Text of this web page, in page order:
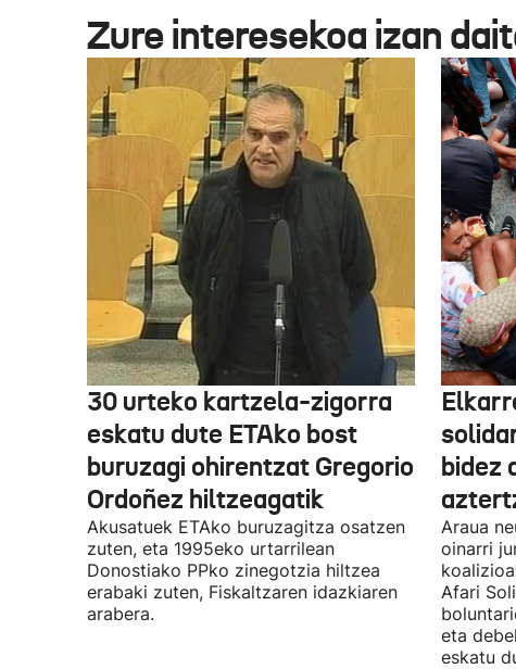
Zure interesekoa izan
30 urteko kartzela-zigorra
eskatu dute ETAko bost
buruzagi ohirentzat Gregorio
Ordoñez hiltzeagatik
Akusatuek ETAko buruzagitza osatzen
zuten, eta 1995eko urtarrilean
Donostiako PPko zinegotzia hiltzea
erabaki zuten, Fiskaltzaren idazkiaren
arabera.
bidez
Araua
oinarri
Afari
eta
eskatu